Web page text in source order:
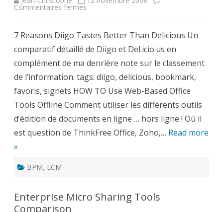
Commentaires fermés
ECM-
BPM
du
11/12/2008
7 Reasons Diigo Tastes Better Than Delicious Un
comparatif détaillé de Diigo et Del.icio.us en
complément de ma denrière note sur le classement
de l’information. tags: diigo, delicious, bookmark,
favoris, signets HOW TO Use Web-Based Office
Tools Offline Comment utiliser les différents outils
d’édition de documents en ligne … hors ligne ! Où il
est question de ThinkFree Office, Zoho,… Read more
»
BPM, ECM
Enterprise Micro Sharing Tools
Comparison